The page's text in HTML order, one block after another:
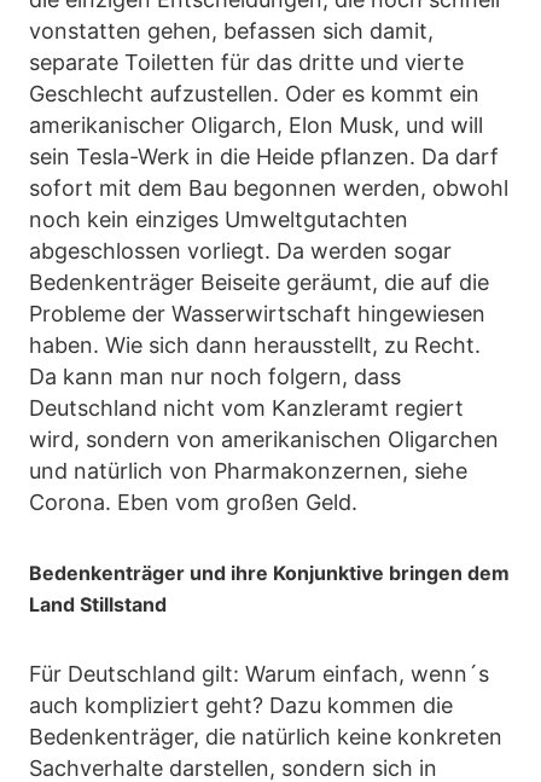
vonstatten gehen, befassen sich damit,
separate Toiletten für das dritte und vierte
Geschlecht aufzustellen. Oder es kommt ein
amerikanischer Oligarch, Elon Musk, und will
sein Tesla-Werk in die Heide pflanzen. Da darf
sofort mit dem Bau begonnen werden, obwohl
noch kein einziges Umweltgutachten
abgeschlossen vorliegt. Da werden sogar
Bedenkenträger Beiseite geräumt, die auf die
Probleme der Wasserwirtschaft hingewiesen
haben. Wie sich dann herausstellt, zu Recht.
Da kann man nur noch folgern, dass
Deutschland nicht vom Kanzleramt regiert
wird, sondern von amerikanischen Oligarchen
und natürlich von Pharmakonzernen, siehe
Corona. Eben vom großen Geld.
Bedenkenträger und ihre Konjunktive bringen dem
Land Stillstand
Für Deutschland gilt: Warum einfach, wenn´s
auch kompliziert geht? Dazu kommen die
Bedenkenträger, die natürlich keine konkreten
Sachverhalte darstellen, sondern sich in